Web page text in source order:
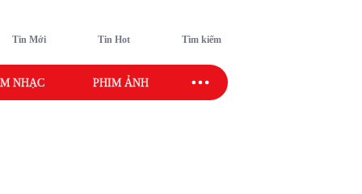
Tin Mới Tin Hot Tìm kiếm
NHẠC PHIM ẢNH SAO SPORT